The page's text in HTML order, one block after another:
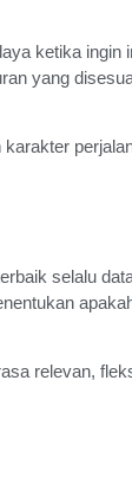
ketika ingin
yang
selalu
relevan,